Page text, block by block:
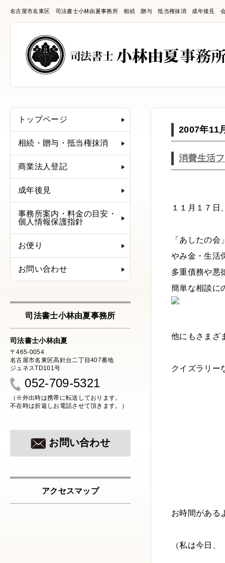
名古屋市名東区 司法書士小林由夏事務所 相続 贈与 抵当権抹消 成年後見
トップページ
相続・贈与・抵当権抹消
商業法人登記
成年後見
事務所案内・料金の目安・
個人情報保護指針
お便り
お問い合わせ
司法書士小林由夏事務所
司法書士小林由夏
〒465-0054
名古屋市名東区高針台二丁目407番地
ジュネスTD101号
052-709-5321
（※外出時は携帯に転送しております。
不在時は折返しお電話させて頂きます。）
お問い合わせ
アクセスマップ
2007年11
消費生活
１１月１７
「あしたの
やみ金・生活
多重債務や悪
簡単な相談に
他にもさまざ
クイズラリー
お時間がある
（私は今日